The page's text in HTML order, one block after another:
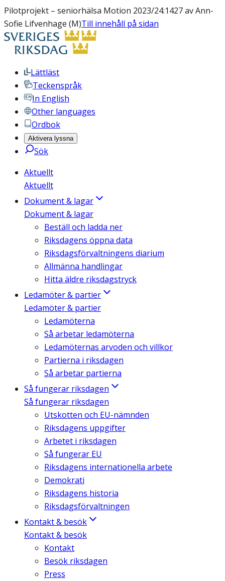
Pilotprojekt – seniorhälsa Motion 2023/24:1427 av Ann-
Sofie Lifvenhage (M)Till innehåll på sidan
Lättläst
Teckenspråk
In English
Other languages
Ordbok
Aktivera lyssna
Sök
Aktuellt
Aktuellt
Dokument & lagar
Dokument & lagar
Beställ och ladda ner
Riksdagens öppna data
Riksdagsförvaltningens diarium
Allmänna handlingar
Hitta äldre riksdagstryck
Ledamöter & partier
Ledamöter & partier
Ledamöterna
Så arbetar ledamöterna
Ledamöternas arvoden och villkor
Partierna i riksdagen
Så arbetar partierna
Så fungerar riksdagen
Så fungerar riksdagen
Utskotten och EU-nämnden
Riksdagens uppgifter
Arbetet i riksdagen
Så fungerar EU
Riksdagens internationella arbete
Demokrati
Riksdagens historia
Riksdagsförvaltningen
Kontakt & besök
Kontakt & besök
Kontakt
Besök riksdagen
Press